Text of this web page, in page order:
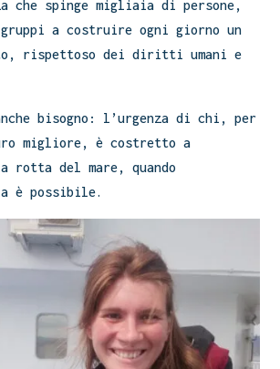
spinge migliaia di persone,
a costruire ogni giorno un
rispettoso dei diritti umani e
bisogno: l’urgenza di chi, per
migliore, è costretto a
rotta del mare, quando
è possibile.